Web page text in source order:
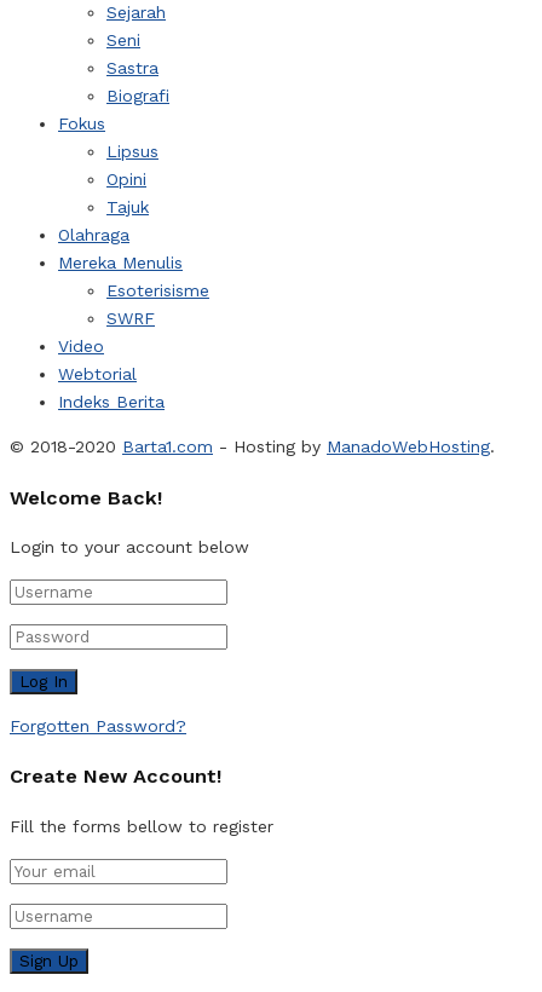
Sejarah
Seni
Sastra
Biografi
Fokus
Lipsus
Opini
Tajuk
Olahraga
Mereka Menulis
Esoterisisme
SWRF
Video
Webtorial
Indeks Berita
© 2018-2020 Barta1.com - Hosting by ManadoWebHosting.
Welcome Back!
Login to your account below
Forgotten Password?
Create New Account!
Fill the forms bellow to register